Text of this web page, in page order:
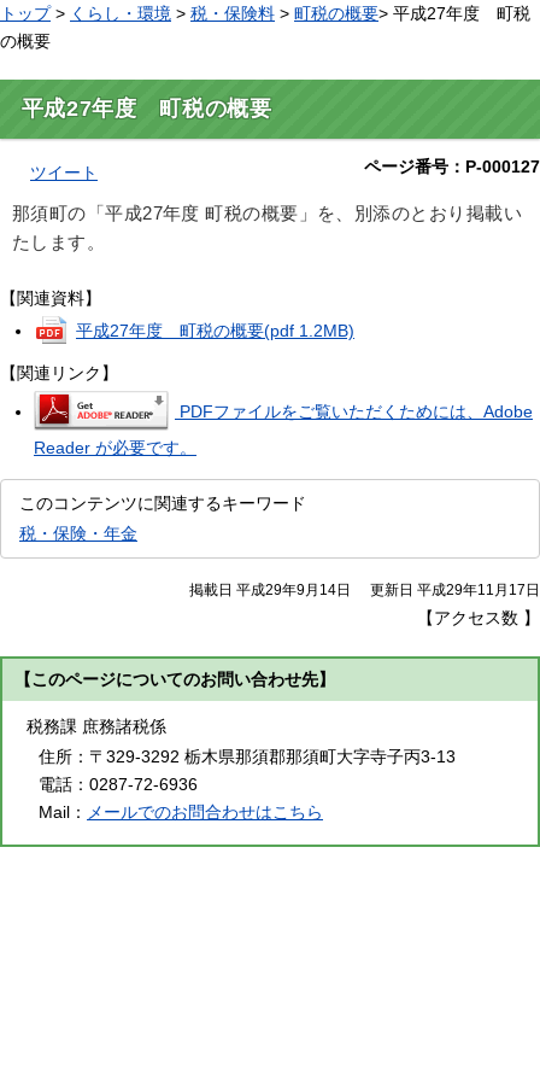
トップ> くらし・環境 > 税・保険料 > 町税の概要> 平成27年度 町税
の概要
平成27年度 町税の概要
ページ番号：P-000127
ツイート
那須町の「平成27年度 町税の概要」を、別添のとおり掲載い
たします。
【関連資料】
平成27年度 町税の概要(pdf 1.2MB)
【関連リンク】
PDFファイルをご覧いただくためには、Adobe
Reader が必要です。
このコンテンツに関連するキーワード
税・保険・年金
掲載日 平成29年9月14日 更新日 平成29年11月17日
【アクセス数 】
【このページについてのお問い合わせ先】
税務課 庶務諸税係
住所： 〒329-3292 栃木県那須郡那須町大字寺子丙3-13
電話： 0287-72-6936
Mail：
メールでのお問合わせはこちら